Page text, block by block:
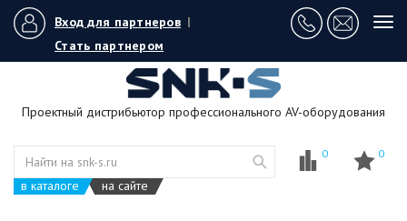
Вход для партнеров |
Стать партнером
Проектный дистрибьютор профессионального AV-оборудования
в каталоге на сайте
0 0